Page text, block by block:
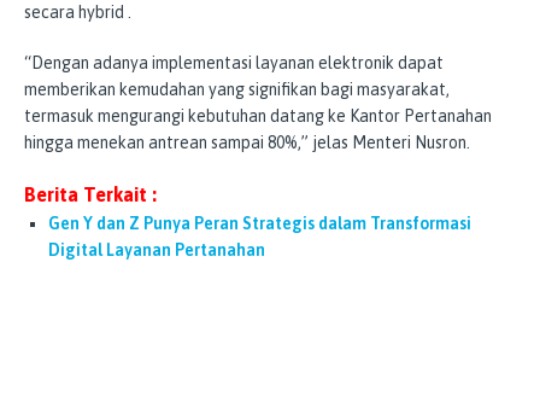
secara hybrid .
“Dengan adanya implementasi layanan elektronik dapat
memberikan kemudahan yang signifikan bagi masyarakat,
termasuk mengurangi kebutuhan datang ke Kantor Pertanahan
hingga menekan antrean sampai 80%,” jelas Menteri Nusron.
Berita Terkait :
Gen Y dan Z Punya Peran Strategis dalam Transformasi
Digital Layanan Pertanahan